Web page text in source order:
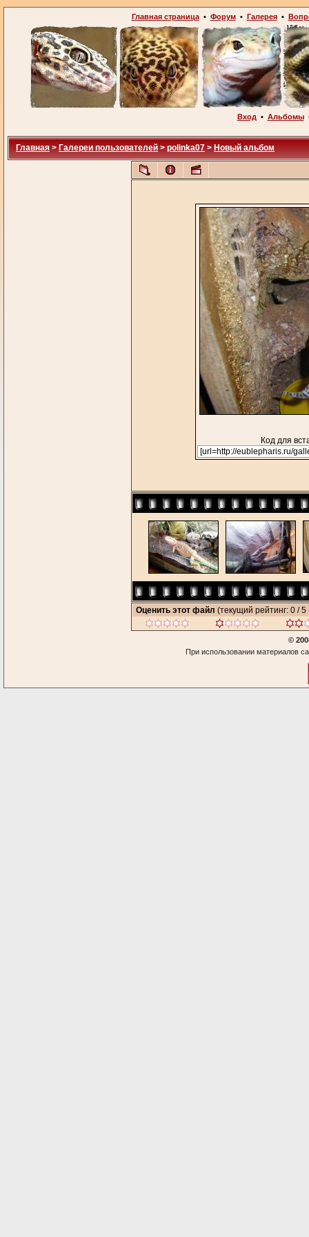
Главная страница• Форум• Галерея•
Вход • Альбомы
Главная > Галереи пользователей > polinka07 > Новый альбом
Код для
Оценить этот файл (текущий рейтинг: 0 / 5
©
При использовании материалов